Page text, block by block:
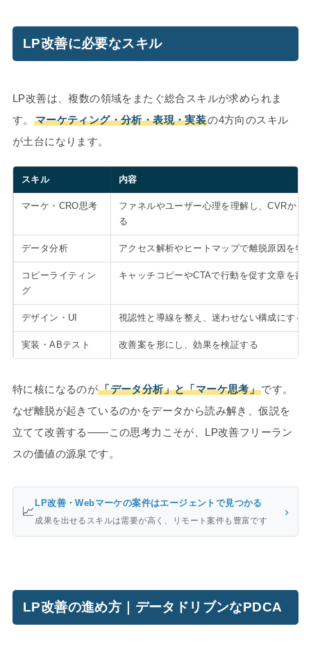
LP改善に必要なスキル
LP改善は、複数の領域をまたぐ総合スキルが求められま
す。
マーケティング・分析・表現・実装の4方向のスキル
が土台になります。
スキル 内容
マーケ・CRO思考
ファネルやユーザー心理を理解し、CVRから
る
データ分析 アクセス解析やヒートマップで離脱原因を特
コピーライティン
グ
キャッチコピーやCTAで行動を促す文章を書
デザイン・UI 視認性と導線を整え、迷わせない構成にする
実装・ABテスト 改善案を形にし、効果を検証する
特に核になるのが「データ分析」と「マーケ思考」です。
なぜ離脱が起きているのかをデータから読み解き、仮説を
立てて改善する——この思考力こそが、LP改善フリーラン
スの価値の源泉です。
📈
LP改善・Webマーケの案件はエージェントで見つかる
成果を出せるスキルは需要が高く、リモート案件も豊富です
›
LP改善の進め方｜データドリブンなPDCA